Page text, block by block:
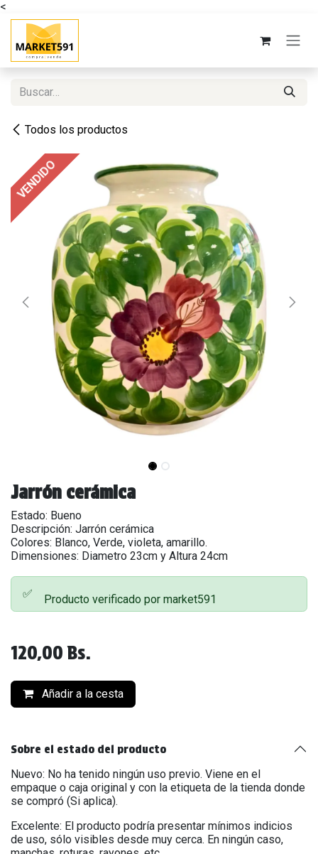
<
Ir al contenido
Todos los productos
VENDIDO
Jarrón cerámica
Estado: Bueno
Descripción: Jarrón cerámica
Colores: Blanco, Verde, violeta, amarillo.
Dimensiones: Diametro 23cm y Altura 24cm
✅ Producto verificado por market591
120,00 Bs.
Añadir a la cesta
Sobre el estado del producto
Nuevo: No ha tenido ningún uso previo. Viene en el
empaque o caja original y con la etiqueta de la tienda donde
se compró (Si aplica).
Excelente: El producto podría presentar mínimos indicios
de uso, sólo visibles desde muy cerca. En ningún caso,